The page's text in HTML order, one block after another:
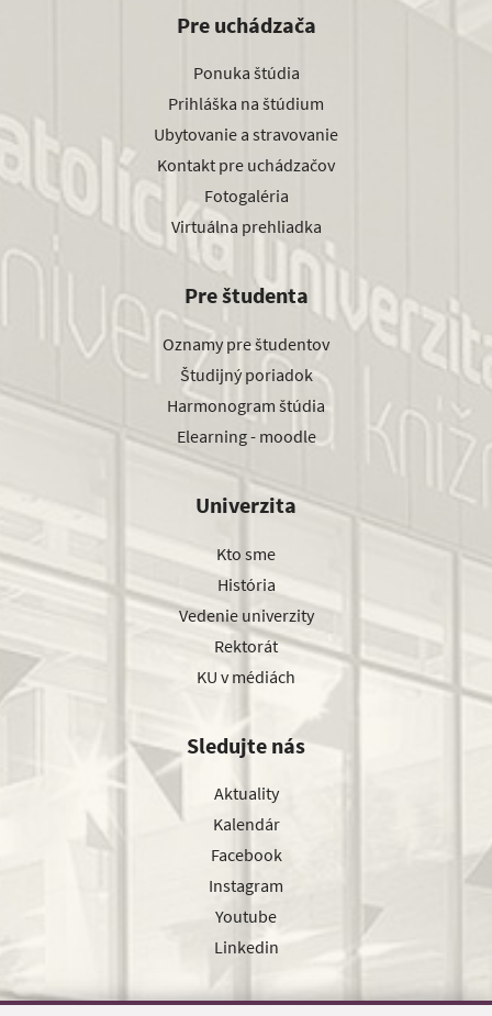
Pre uchádzača
Ponuka štúdia
Prihláška na štúdium
Ubytovanie a stravovanie
Kontakt pre uchádzačov
Fotogaléria
Virtuálna prehliadka
Pre študenta
Oznamy pre študentov
Študijný poriadok
Harmonogram štúdia
Elearning - moodle
Univerzita
Kto sme
História
Vedenie univerzity
Rektorát
KU v médiách
Sledujte nás
Aktuality
Kalendár
Facebook
Instagram
Youtube
Linkedin